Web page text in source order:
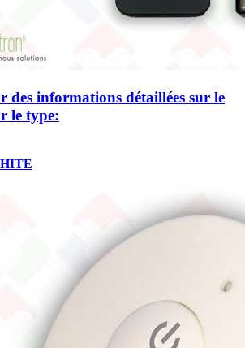
des informations détaillées sur le
le type: